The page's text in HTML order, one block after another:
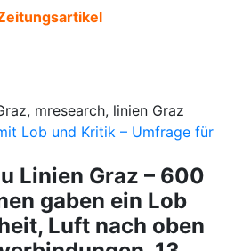
Lob und Kritik – Umfrage für
Linien Graz – 600
gaben ein Lob
Luft nach oben